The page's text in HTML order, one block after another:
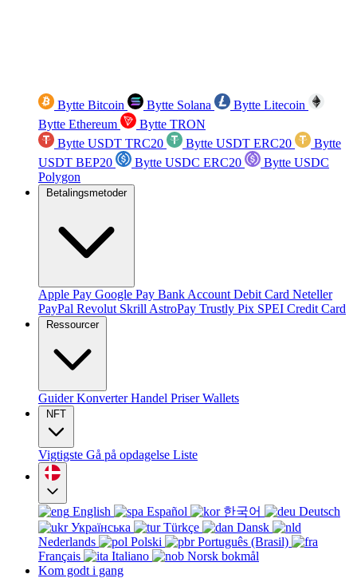
Bytte Bitcoin Bytte Solana
Bytte Litecoin
Bytte Ethereum
Bytte TRON
Bytte USDT TRC20
Bytte USDT ERC20
Bytte
USDT BEP20
Bytte USDC ERC20
Bytte USDC
Polygon
Betalingsmetoder
Apple Pay Google Pay Bank Account Debit Card Neteller
PayPal Revolut Skrill AstroPay Trustly Pix SPEI Credit Card
Ressourcer
GuiderKonverterHandel PriserWallets
NFT
Vigtigste Gå på opdagelse Liste
English Español 한국어
Deutsch
Українська
Türkçe
Dansk
Nederlands
Polski
Português (Brasil)
Français
Italiano
Norsk bokmål
Kom godt i gang